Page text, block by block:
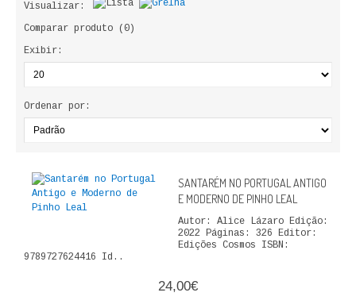
COSMOS DIREITO
ECONOMIA, GESTÃO, CONTABILIDADE
ANÁLISE DA ACÇÃO EDUCATIVA
COLEÇÃO PONTO DE INTERROGAÇÃO
COLEÇÃO PONTO E VÍRGULA
Visualizar:
Comparar produto (0)
Exibir:
Ordenar por:
SANTARÉM NO PORTUGAL ANTIGO
E MODERNO DE PINHO LEAL
Autor: Alice Lázaro Edição:
2022 Páginas: 326 Editor:
Edições Cosmos ISBN:
9789727624416 Id..
24,00€